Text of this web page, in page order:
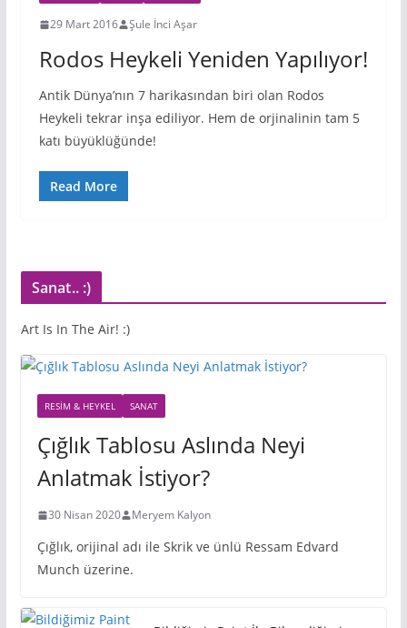
29 Mart 2016 Şule İnci Aşar
Rodos Heykeli Yeniden Yapılıyor!
Antik Dünya’nın 7 harikasından biri olan Rodos
Heykeli tekrar inşa ediliyor. Hem de orjinalinin tam 5
katı büyüklüğünde!
Read More
Sanat.. :)
Art Is In The Air! :)
RESIM & HEYKEL SANAT
Çığlık Tablosu Aslında Neyi
Anlatmak İstiyor?
30 Nisan 2020 Meryem Kalyon
Çığlık, orijinal adı ile Skrik ve ünlü Ressam Edvard
Munch üzerine.